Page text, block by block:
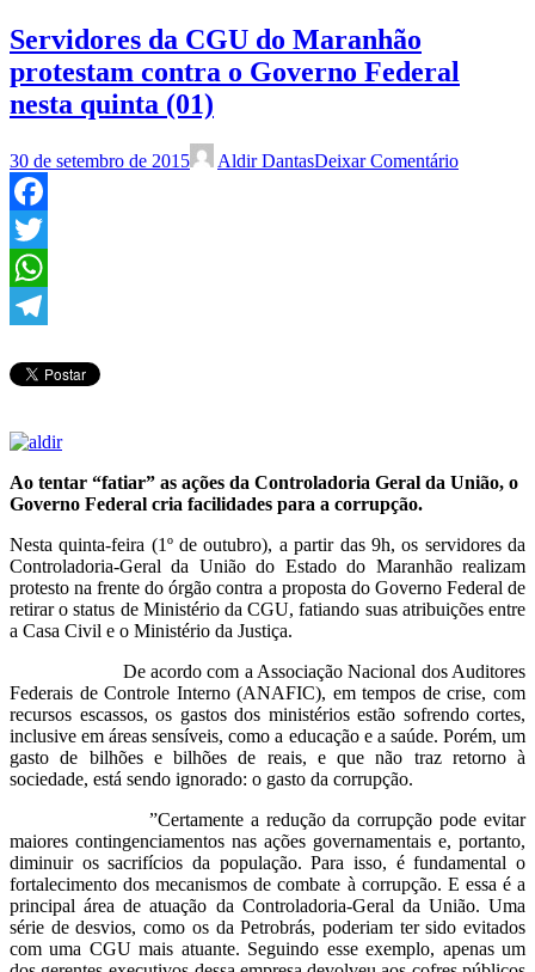
Servidores da CGU do Maranhão
protestam contra o Governo Federal
nesta quinta (01)
30 de setembro de 2015 Aldir DantasDeixar Comentário
Facebook
Twitter
WhatsApp
Ao tentar “fatiar” as ações da Controladoria Geral da União, o
Governo Federal cria facilidades para a corrupção.
Nesta quinta-feira (1º de outubro), a partir das 9h, os servidores da
Controladoria-Geral da União do Estado do Maranhão realizam
protesto na frente do órgão contra a proposta do Governo Federal de
retirar o status de Ministério da CGU, fatiando suas atribuições entre
a Casa Civil e o Ministério da Justiça.
De acordo com a Associação Nacional dos Auditores
Federais de Controle Interno (ANAFIC), em tempos de crise, com
recursos escassos, os gastos dos ministérios estão sofrendo cortes,
inclusive em áreas sensíveis, como a educação e a saúde. Porém, um
gasto de bilhões e bilhões de reais, e que não traz retorno à
sociedade, está sendo ignorado: o gasto da corrupção.
”Certamente a redução da corrupção pode evitar
maiores contingenciamentos nas ações governamentais e, portanto,
diminuir os sacrifícios da população. Para isso, é fundamental o
fortalecimento dos mecanismos de combate à corrupção. E essa é a
principal área de atuação da Controladoria-Geral da União. Uma
série de desvios, como os da Petrobrás, poderiam ter sido evitados
com uma CGU mais atuante. Seguindo esse exemplo, apenas um